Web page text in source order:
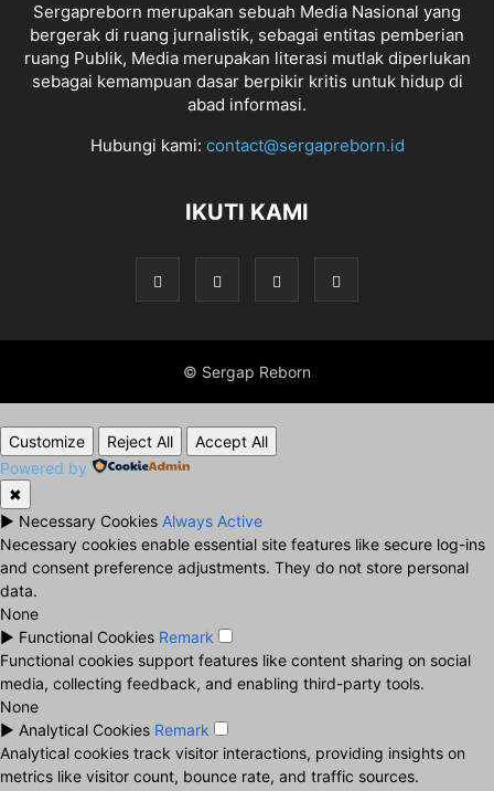
Sergapreborn merupakan sebuah Media Nasional yang
bergerak di ruang jurnalistik, sebagai entitas pemberian
ruang Publik, Media merupakan literasi mutlak diperlukan
sebagai kemampuan dasar berpikir kritis untuk hidup di
abad informasi.
Hubungi kami: contact@sergapreborn.id
IKUTI KAMI
© Sergap Reborn
Customize Reject All
Accept All
Powered by
✖
► Necessary Cookies Always Active
Necessary cookies enable essential site features like secure log-ins
and consent preference adjustments. They do not store personal
data.
None
► Functional Cookies Remark
Functional cookies support features like content sharing on social
media, collecting feedback, and enabling third-party tools.
None
► Analytical Cookies Remark
Analytical cookies track visitor interactions, providing insights on
metrics like visitor count, bounce rate, and traffic sources.